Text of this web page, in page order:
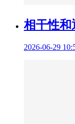
相干性和
2026-06-29